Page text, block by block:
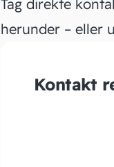
Tag direkte
herunder – eller
Kontakt